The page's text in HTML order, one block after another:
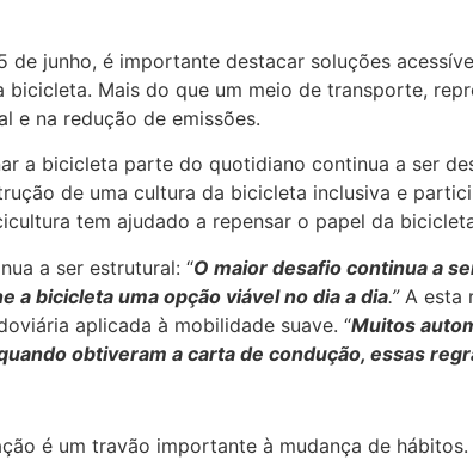
de junho, é importante destacar soluções
bicicleta. Mais do que um meio de transporte,
e na redução de emissões.
a bicicleta parte do quotidiano continua a ser
de uma cultura da bicicleta inclusiva e
tem ajudado a repensar o papel da
a ser estrutural: “O maior desafio continua a
a bicicleta uma opção viável no dia a dia.”A esta
aplicada à mobilidade suave. “Muitos
obtiveram a carta de condução, essas
é um travão importante à mudança de